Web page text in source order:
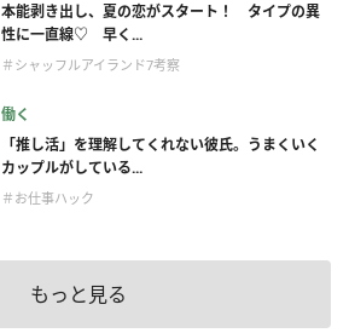
本能剥き出し、夏の恋がスタート！ タイプの異
性に一直線♡ 早く...
＃シャッフルアイランド7考察
働く
「推し活」を理解してくれない彼氏。うまくいく
カップルがしている...
＃お仕事ハック
もっと見る